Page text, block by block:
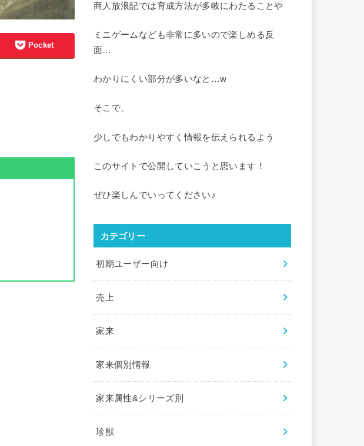
Pocket
商人放浪記では育成方法が多岐にわたることや
ミニゲームなども非常に多いので楽しめる反
面…
わかりにくい部分が多いなと…w
そこで、
少しでもわかりやすく情報を伝えられるよう
このサイトで公開していこうと思います！
ぜひ楽しんでいってください♪
カテゴリー
初期ユーザー向け
売上
家来
家来個別情報
家来属性&シリーズ別
珍獣